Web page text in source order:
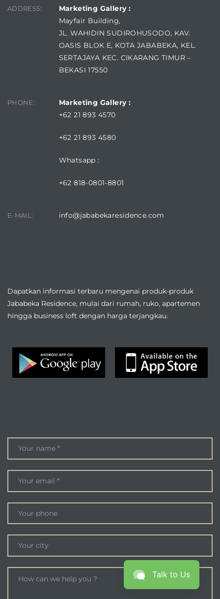
ADDRESS:
Marketing Gallery :
Mayfair Building,
JL. WAHIDIN SUDIROHUSODO, KAV.
OASIS BLOK E, KOTA JABABEKA, KEL.
SERTAJAYA KEC. CIKARANG TIMUR –
BEKASI 17550
PHONE:
Marketing Gallery :
+62 21 893 4570
+62 21 893 4580
Whatsapp :
+62 818-0801-8801
E-MAIL: info@jababekaresidence.com
Dapatkan informasi terbaru mengenai produk-produk
Jababeka Residence, mulai dari rumah, ruko, apartemen
hingga business loft dengan harga terjangkau.
Talk to Us